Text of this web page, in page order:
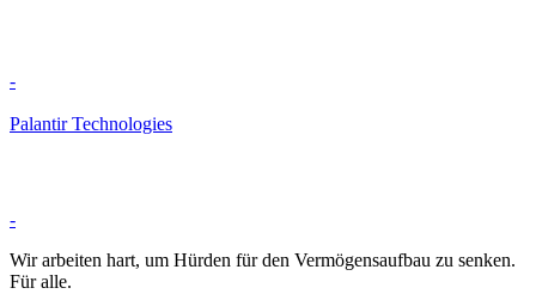
-
Palantir Technologies
-
Wir arbeiten hart, um Hürden für den Vermögensaufbau zu senken.
Für alle.